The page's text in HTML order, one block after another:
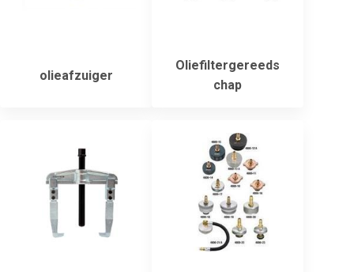
olieafzuiger
Oliefiltergereeds
chap